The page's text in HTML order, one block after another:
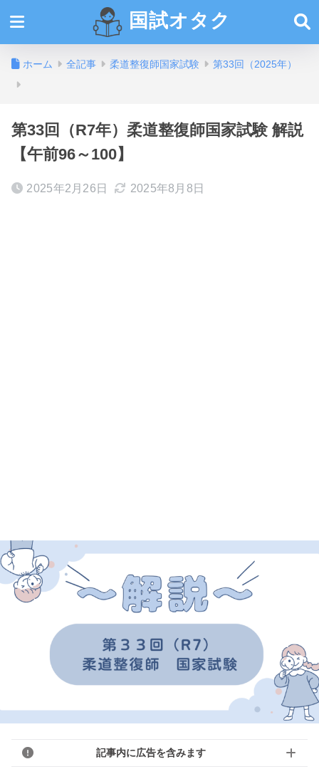
国試オタク
ホーム 全記事 柔道整復師国家試験 第33回（2025年）
第33回（R7年）柔道整復師国家試験 解説
【午前96～100】
2025年2月26日 2025年8月8日
記事内に広告を含みます